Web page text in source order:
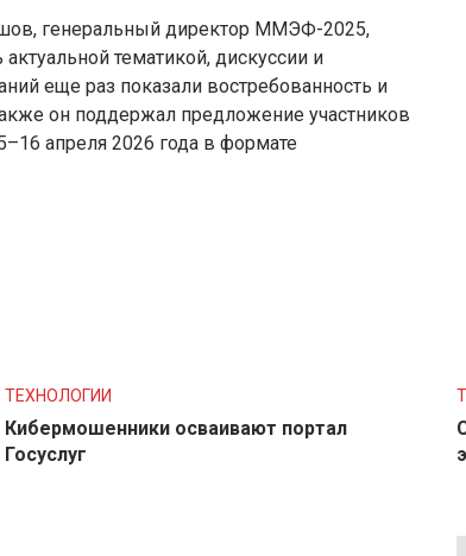
генеральный директор ММЭФ-2025,
тематикой, дискуссии и
еще раз показали востребованность и
он поддержал предложение участников
апреля 2026 года в формате
ТЕХНОЛОГИИ
Кибермошенники осваивают портал
Госуслуг